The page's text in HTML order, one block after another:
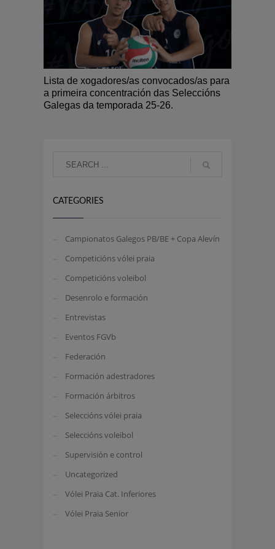
Lista de xogadores/as convocados/as para
a primeira concentración das Seleccións
Galegas da temporada 25-26.
CATEGORIES
Campionatos Galegos PB/BE + Copa Alevín
Competicións vólei praia
Competicións voleibol
Desenrolo e formación
Entrevistas
Eventos FGVb
Federación
Formación adestradores
Formación árbitros
Seleccións vólei praia
Seleccións voleibol
Supervisión e control
Uncategorized
Vólei Praia Cat. Inferiores
Vólei Praia Senior